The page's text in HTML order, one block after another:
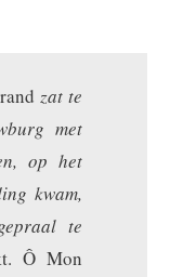
zat te
met
op het
kwam,
te
Ô Mon